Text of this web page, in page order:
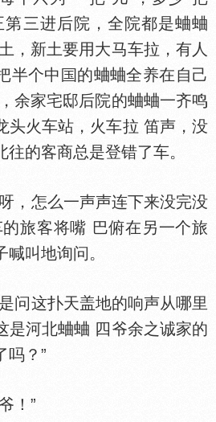
第三进后院，全院都是蛐蛐
，新土要用大马车拉，有人
半个中
的蛐蛐全养在自己
余家宅邸后院的蛐蛐一齐鸣
头火车站，火车拉 笛声，没
的客商总是登错了车。
怎么一声声连下来没完没
旅客将嘴 巴俯在另一个旅
叫地询问。
这扑天盖地的响声从哪里
是河北蛐蛐 四爷余之诚家的
吗？”
！”